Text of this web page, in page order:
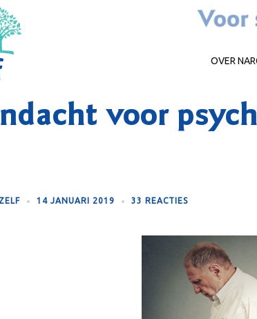
OVER
voor
14 JANUARI 2019 33 REACTIES